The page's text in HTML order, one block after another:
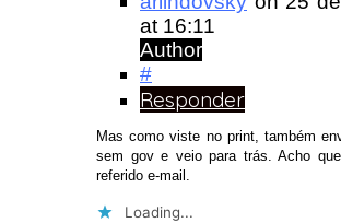
at 16:11
Author
#
Responder
Mas como viste no print, também
sem gov e veio para trás. Acho
referido e-mail.
Loading...